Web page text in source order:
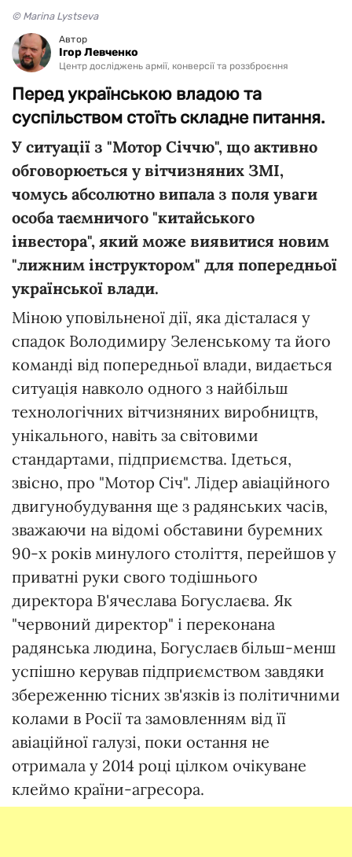
© Marina Lystseva
Автор
Ігор Левченко
Центр досліджень армії, конверсії та роззброєння
Перед українською владою та
суспільством стоїть складне питання.
У ситуації з "Мотор Січчю", що активно
обговорюється у вітчизняних ЗМІ,
чомусь абсолютно випала з поля уваги
особа таємничого "китайського
інвестора", який може виявитися новим
"лижним інструктором" для попередньої
української влади.
Міною уповільненої дії, яка дісталася у
спадок Володимиру Зеленському та його
команді від попередньої влади, видається
ситуація навколо одного з найбільш
технологічних вітчизняних виробництв,
унікального, навіть за світовими
стандартами, підприємства. Ідеться,
звісно, про "Мотор Січ". Лідер авіаційного
двигунобудування ще з радянських часів,
зважаючи на відомі обставини буремних
90-х років минулого століття, перейшов у
приватні руки свого тодішнього
директора В'ячеслава Богуслаєва. Як
"червоний директор" і переконана
радянська людина, Богуслаєв більш-менш
успішно керував підприємством завдяки
збереженню тісних зв'язків із політичними
колами в Росії та замовленням від її
авіаційної галузі, поки остання не
отримала у 2014 році цілком очікуване
клеймо країни-агресора.